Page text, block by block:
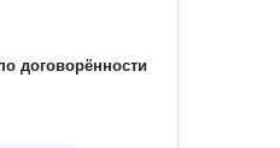
договорённости